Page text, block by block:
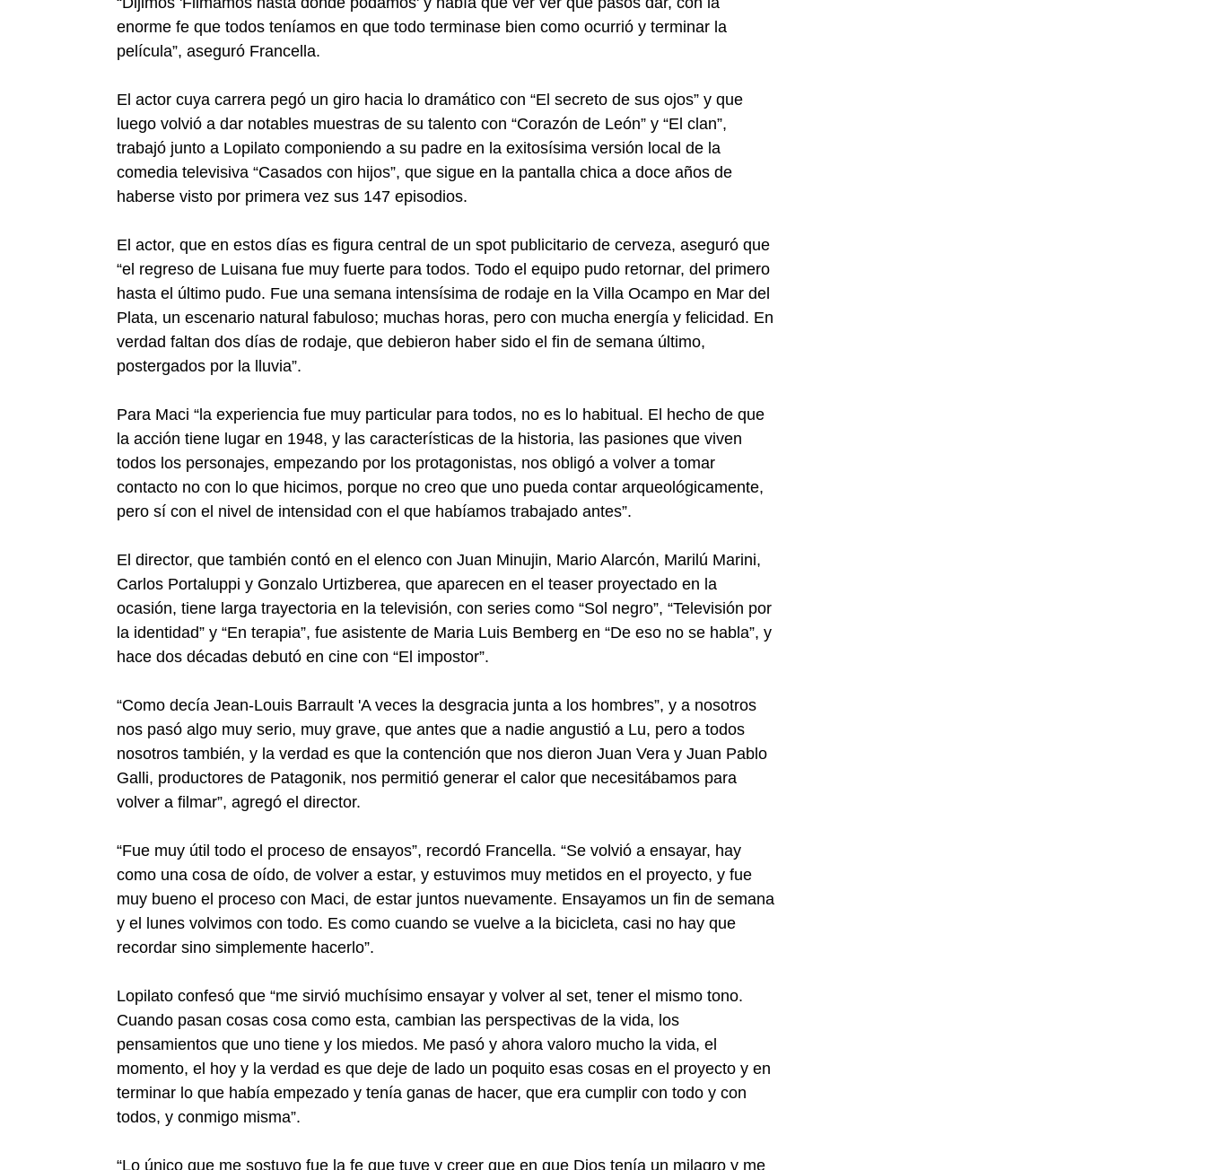
enorme fe que todos teníamos en que todo terminase bien como ocurrió y terminar la
película”, aseguró Francella.
El actor cuya carrera pegó un giro hacia lo dramático con “El secreto de sus ojos” y que
luego volvió a dar notables muestras de su talento con “Corazón de León” y “El clan”,
trabajó junto a Lopilato componiendo a su padre en la exitosísima versión local de la
comedia televisiva “Casados con hijos”, que sigue en la pantalla chica a doce años de
haberse visto por primera vez sus 147 episodios.
El actor, que en estos días es figura central de un spot publicitario de cerveza, aseguró que
“el regreso de Luisana fue muy fuerte para todos. Todo el equipo pudo retornar, del primero
hasta el último pudo. Fue una semana intensísima de rodaje en la Villa Ocampo en Mar del
Plata, un escenario natural fabuloso; muchas horas, pero con mucha energía y felicidad. En
verdad faltan dos días de rodaje, que debieron haber sido el fin de semana último,
postergados por la lluvia”.
Para Maci “la experiencia fue muy particular para todos, no es lo habitual. El hecho de que
la acción tiene lugar en 1948, y las características de la historia, las pasiones que viven
todos los personajes, empezando por los protagonistas, nos obligó a volver a tomar
contacto no con lo que hicimos, porque no creo que uno pueda contar arqueológicamente,
pero sí con el nivel de intensidad con el que habíamos trabajado antes”.
El director, que también contó en el elenco con Juan Minujin, Mario Alarcón, Marilú Marini,
Carlos Portaluppi y Gonzalo Urtizberea, que aparecen en el teaser proyectado en la
ocasión, tiene larga trayectoria en la televisión, con series como “Sol negro”, “Televisión por
la identidad” y “En terapia”, fue asistente de Maria Luis Bemberg en “De eso no se habla”, y
hace dos décadas debutó en cine con “El impostor”.
“Como decía Jean-Louis Barrault 'A veces la desgracia junta a los hombres”, y a nosotros
nos pasó algo muy serio, muy grave, que antes que a nadie angustió a Lu, pero a todos
nosotros también, y la verdad es que la contención que nos dieron Juan Vera y Juan Pablo
Galli, productores de Patagonik, nos permitió generar el calor que necesitábamos para
volver a filmar”, agregó el director.
“Fue muy útil todo el proceso de ensayos”, recordó Francella. “Se volvió a ensayar, hay
como una cosa de oído, de volver a estar, y estuvimos muy metidos en el proyecto, y fue
muy bueno el proceso con Maci, de estar juntos nuevamente. Ensayamos un fin de semana
y el lunes volvimos con todo. Es como cuando se vuelve a la bicicleta, casi no hay que
recordar sino simplemente hacerlo”.
Lopilato confesó que “me sirvió muchísimo ensayar y volver al set, tener el mismo tono.
Cuando pasan cosas cosa como esta, cambian las perspectivas de la vida, los
pensamientos que uno tiene y los miedos. Me pasó y ahora valoro mucho la vida, el
momento, el hoy y la verdad es que deje de lado un poquito esas cosas en el proyecto y en
terminar lo que había empezado y tenía ganas de hacer, que era cumplir con todo y con
todos, y conmigo misma”.
“Lo único que me sostuvo fue la fe que tuve y creer que en que Dios tenía un milagro y me